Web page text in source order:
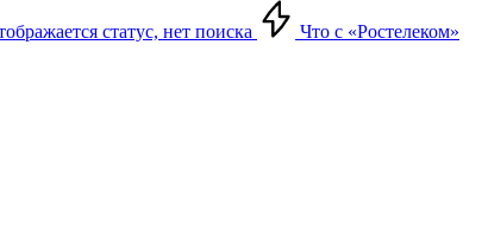
статус, нет поиска
Что с «Ростелеком»